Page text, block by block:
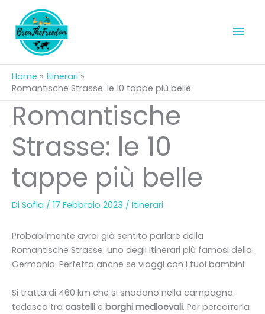
contenuto
Home
Itinerari
Romantische Strasse: le 10 tappe più belle
Romantische
Strasse: le 10
tappe più belle
Di Sofia / 17 Febbraio 2023 / Itinerari
Probabilmente avrai già sentito parlare della
Romantische Strasse: uno degli itinerari più famosi della
Germania. Perfetta anche se viaggi con i tuoi bambini.
Si tratta di 460 km che si snodano nella campagna
tedesca tra castelli e borghi medioevali. Per percorrerla